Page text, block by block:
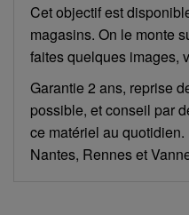
Cet objectif est
magasins. On le monte
faites quelques images,
Garantie 2 ans, reprise
possible, et conseil par
ce matériel au
Nantes, Rennes et